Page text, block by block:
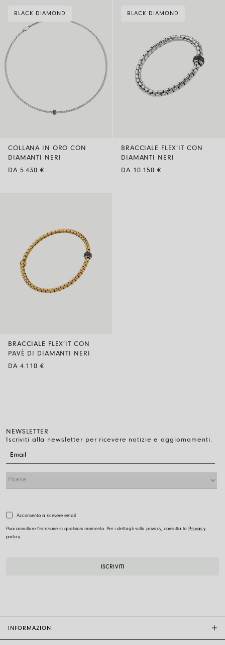
BLACK DIAMOND
COLLANA IN ORO CON
DIAMANTI NERI
DA 5.430 €
BLACK DIAMOND
BRACCIALE FLEX’IT CON
DIAMANTI NERI
DA 10.150 €
BRACCIALE FLEX’IT CON
PAVÈ DI DIAMANTI NERI
DA 4.110 €
NEWSLETTER
Iscriviti alla newsletter per ricevere notizie e aggiornamenti.
Acconsento a ricevere email
Puoi annullare l’iscrizione in qualsiasi momento. Per i dettagli sulla privacy, consulta la Privacy
policy
INFORMAZIONI